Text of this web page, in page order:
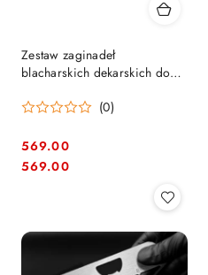
Zestaw zaginadeł
blacharskich dekarskich do
PLI02NM - Jowisz
(0)
Cena:
569.00
Cena:
569.00